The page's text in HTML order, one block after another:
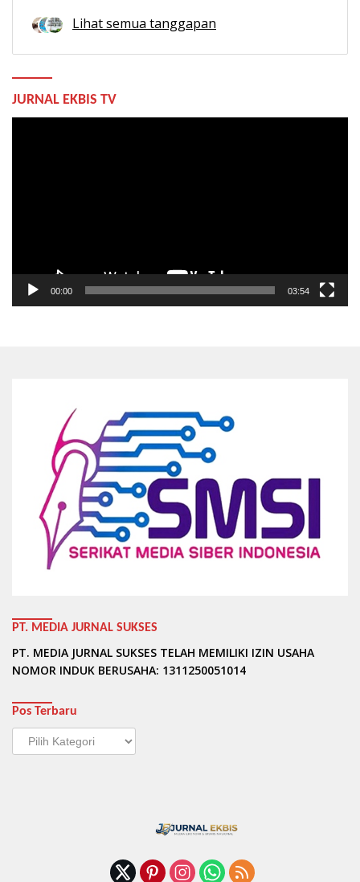
Lihat semua tanggapan
JURNAL EKBIS TV
00:00 03:54
PT. MEDIA JURNAL SUKSES
PT. MEDIA JURNAL SUKSES TELAH MEMILIKI IZIN USAHA
NOMOR INDUK BERUSAHA: 1311250051014
Pos Terbaru
Pos
Terbaru